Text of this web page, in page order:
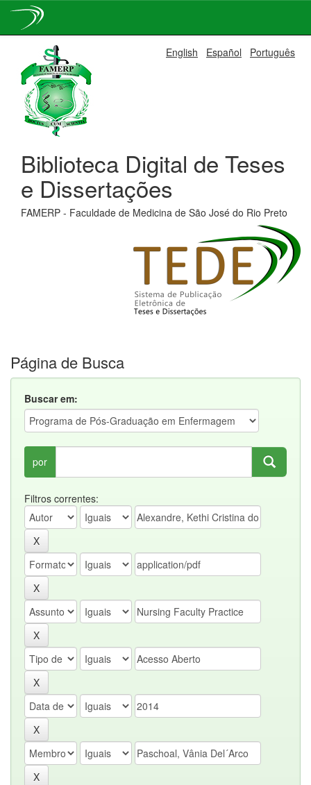
navigation
English Español Português
Biblioteca Digital de Teses
e Dissertações
FAMERP - Faculdade de Medicina de São José do Rio Preto
Página de Busca
Buscar em:
por
Filtros correntes: